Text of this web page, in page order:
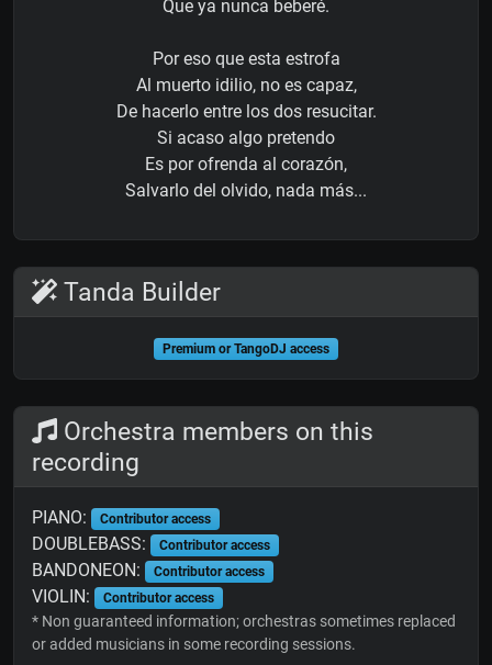
Que ya nunca beberé.
Por eso que esta estrofa
Al muerto idilio, no es capaz,
De hacerlo entre los dos resucitar.
Si acaso algo pretendo
Es por ofrenda al corazón,
Salvarlo del olvido, nada más...
Tanda Builder
Premium or TangoDJ access
Orchestra members on this
recording
PIANO: Contributor access
DOUBLEBASS: Contributor access
BANDONEON: Contributor access
VIOLIN: Contributor access
* Non guaranteed information; orchestras sometimes replaced
or added musicians in some recording sessions.